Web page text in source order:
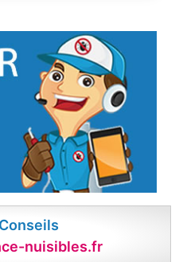
nuisibles.fr